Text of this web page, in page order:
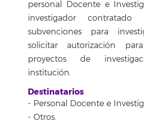
personal Docente e
investigador
subvenciones para
solicitar autorización
proyectos de
institución.
Destinatarios
- Personal Docente e
- Otros.